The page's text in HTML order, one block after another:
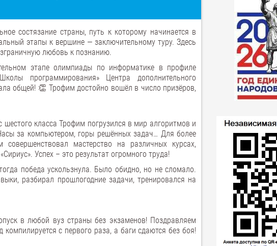
состязание страны, путь к которому начинается в
этапы к вершине — заключительному туру. Здесь
любовь к познанию.
этапе олимпиады по информатике в профиле
программирования» Центра дополнительного
общей! 👏 Трофим достойно вошёл в число призёров,
класса Трофим погрузился в мир алгоритмов и
за компьютером, горы решённых задач… Для более
мастерство на различных курсах,
Успех – это результат огромного труда!
победа ускользнула. Было обидно, но не сломало.
разбирал прошлогодние задачи, тренировался на
в любой вуз страны без экзаменов! Поздравляем
с первого раза, а баги сдаются без боя!